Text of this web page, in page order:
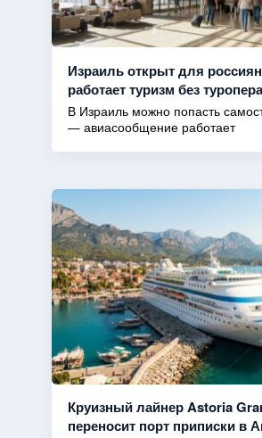
Израиль открыт для
работает туризм без
В Израиль можно попасть
— авиасообщение работает
Круизный лайнер Astoria
переносит порт приписки в